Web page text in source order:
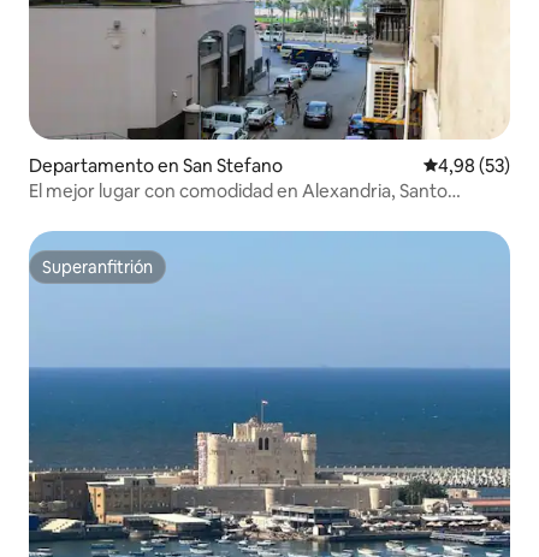
Departamento en San Stefano Calificación
4,98 (53)
El mejor lugar con comodidad en Alexandria, Santo
Superanfitrión
Superanfitrión